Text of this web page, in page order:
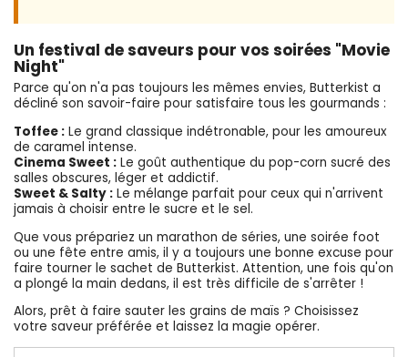
Un festival de saveurs pour vos soirées "Movie
Night"
Parce qu'on n'a pas toujours les mêmes envies, Butterkist a
décliné son savoir-faire pour satisfaire tous les gourmands :
Toffee : Le grand classique indétronable, pour les amoureux
de caramel intense.
Cinema Sweet : Le goût authentique du pop-corn sucré des
salles obscures, léger et addictif.
Sweet & Salty : Le mélange parfait pour ceux qui n'arrivent
jamais à choisir entre le sucre et le sel.
Que vous prépariez un marathon de séries, une soirée foot
ou une fête entre amis, il y a toujours une bonne excuse pour
faire tourner le sachet de Butterkist. Attention, une fois qu'on
a plongé la main dedans, il est très difficile de s'arrêter !
Alors, prêt à faire sauter les grains de maïs ? Choisissez
votre saveur préférée et laissez la magie opérer.